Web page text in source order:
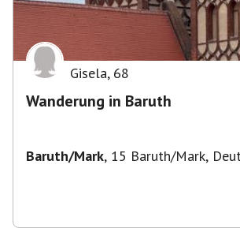
Gisela, 68
Wanderung in Baruth
Baruth/Mark, 15 Baruth/Mark,